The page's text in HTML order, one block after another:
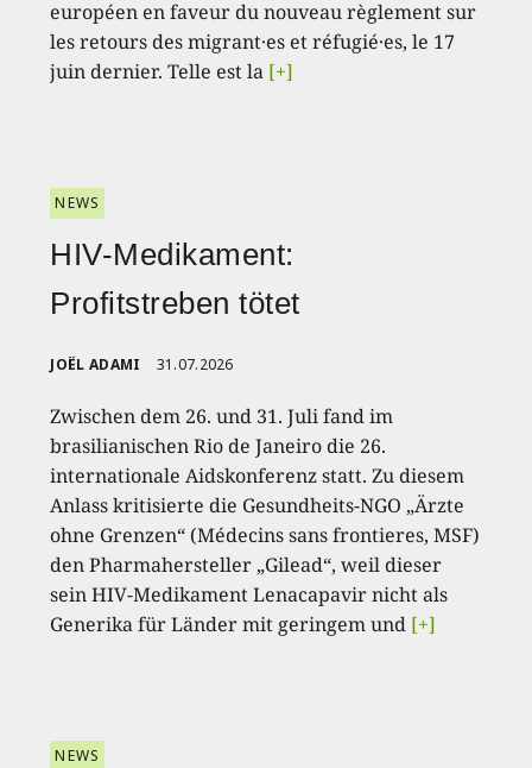
européen en faveur du nouveau règlement sur
les retours des migrant·es et réfugié·es, le 17
juin dernier. Telle est la [+]
NEWS
HIV-Medikament:
Profitstreben tötet
JOËL ADAMI 31.07.2026
Zwischen dem 26. und 31. Juli fand im
brasilianischen Rio de Janeiro die 26.
internationale Aidskonferenz statt. Zu diesem
Anlass kritisierte die Gesundheits-NGO „Ärzte
ohne Grenzen“ (Médecins sans frontieres, MSF)
den Pharmahersteller „Gilead“, weil dieser
sein HIV-Medikament Lenacapavir nicht als
Generika für Länder mit geringem und [+]
NEWS